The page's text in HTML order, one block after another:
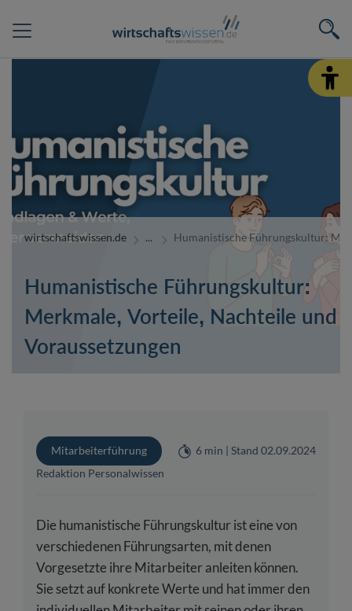
wirtschaftswissen.de Humanistische Führungskultur:
Humanistische Führungskultur:
Merkmale, Vorteile, Nachteile und
Voraussetzungen
Mitarbeiterführung
6 min | Stand 02.09.2024
Redaktion Personalwissen
Die humanistische Führungskultur ist eine von
verschiedenen Führungsarten, mit denen
Vorgesetzte ihre Mitarbeiter anleiten können.
Sie setzt auf konkrete Werte und hat immer den